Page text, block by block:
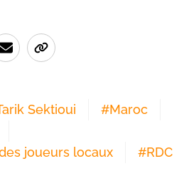
Sektioui #Maroc
joueurs locaux #RDC